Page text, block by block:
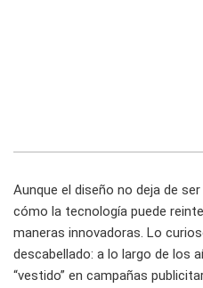
Aunque el diseño no deja de
cómo la tecnología puede
maneras innovadoras. Lo
descabellado: a lo largo de los
“vestido” en campañas